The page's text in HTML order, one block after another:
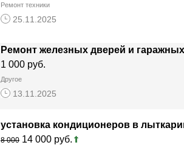
Ремонт техники
25.11.2025
Ремонт железных дверей и
1 000 руб.
Другое
13.11.2025
установка кондиционеров в
8 000 14 000 руб.